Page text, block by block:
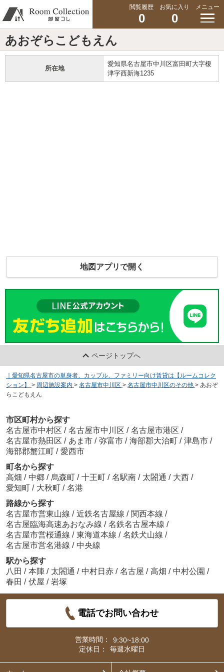
閲覧履歴
0
お気に入り
0
メニュー
あおぞらこどもえん
所在地
愛知県名古屋市中川区富田町大字榎
津字西新海1235
地図アプリで開く
ページトップへ
｜愛知県名古屋市の単身者、カップル、ファミリー向け賃貸は【ルームコレク
ション】
> 周辺施設案内 > 名古屋市中川区 > 名古屋市中川区のその他 > あおぞ
らこどもえん
市区町村から探す
名古屋市中村区 / 名古屋市中川区 / 名古屋市港区 /
名古屋市熱田区 / あま市 / 弥富市 / 海部郡大治町 / 津島市 /
海部郡蟹江町 / 愛西市
町名から探す
高畑 / 中郷 / 烏森町 / 十王町 / 名駅南 / 太閤通 / 大西 /
愛知町 / 大秋町 / 名港
路線から探す
名古屋市営東山線 / 近鉄名古屋線 / 関西本線 /
名古屋臨海高速あおなみ線 / 名鉄名古屋本線 /
名古屋市営桜通線 / 東海道本線 / 名鉄犬山線 /
名古屋市営名港線 / 中央線
駅から探す
八田 / 本陣 / 太閤通 / 中村日赤 / 名古屋 / 高畑 / 中村公園 /
春田 / 伏屋 / 岩塚
電話でお問い合わせ
営業時間：
9:30~18:00
定休日：
毎週水曜日